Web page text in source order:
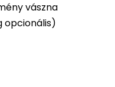
vászna
opcionális)